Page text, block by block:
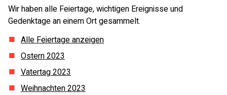
Wir haben alle Feiertage, wichtigen Ereignisse und
Gedenktage an einem Ort gesammelt.
Alle Feiertage anzeigen
Ostern2023
Vatertag2023
Weihnachten2023